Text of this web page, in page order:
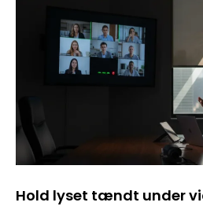
Hold lyset tændt under